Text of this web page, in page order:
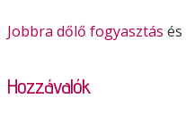
Jobbra dőlő fogyasztás és
Hozzávalók